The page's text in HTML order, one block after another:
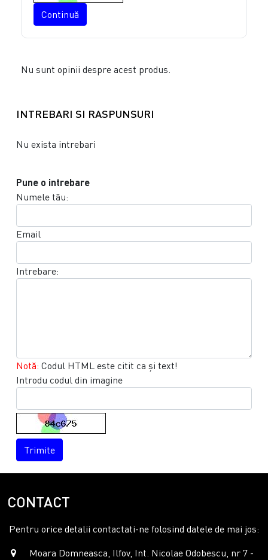
Continuă
Nu sunt opinii despre acest produs.
INTREBARI SI RASPUNSURI
Nu exista intrebari
Pune o intrebare
Numele tău:
Email
Intrebare:
Notă: Codul HTML este citit ca şi text!
Introdu codul din imagine
Trimite
CONTACT
Pentru orice detalii contactati-ne folosind datele de mai jos:
Moara Domneasca, Ilfov, Int. Nicolae Odobescu, nr 7 -